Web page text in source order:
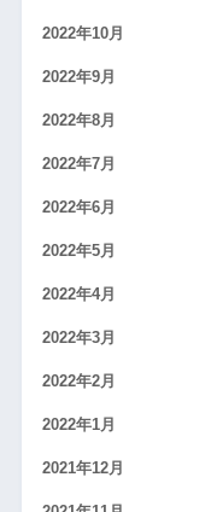
2022年10月
2022年9月
2022年8月
2022年7月
2022年6月
2022年5月
2022年4月
2022年3月
2022年2月
2022年1月
2021年12月